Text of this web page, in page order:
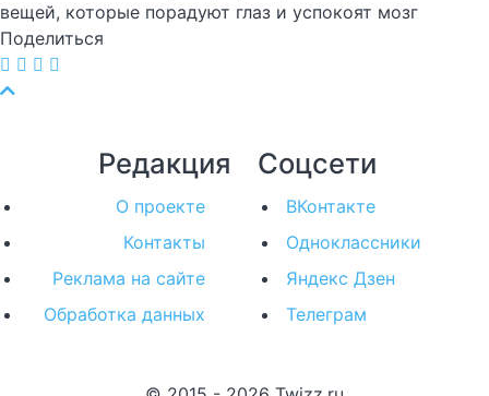
вещей, которые порадуют глаз и успокоят мозг
Поделиться
Редакция
О проекте
Контакты
Реклама на сайте
Обработка данных
Соцсети
ВКонтакте
Одноклассники
Яндекс Дзен
Телеграм